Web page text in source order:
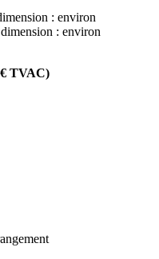
: environ
: environ
TVAC)